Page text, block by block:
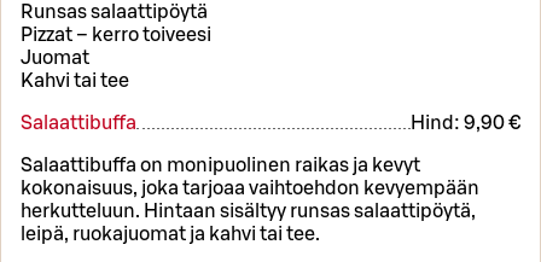
Runsas salaattipöytä
Pizzat – kerro toiveesi
Juomat
Kahvi tai tee
Salaattibuffa Hind: 9,90 €
Salaattibuffa on monipuolinen raikas ja kevyt
kokonaisuus, joka tarjoaa vaihtoehdon kevyempään
herkutteluun. Hintaan sisältyy runsas salaattipöytä,
leipä, ruokajuomat ja kahvi tai tee.